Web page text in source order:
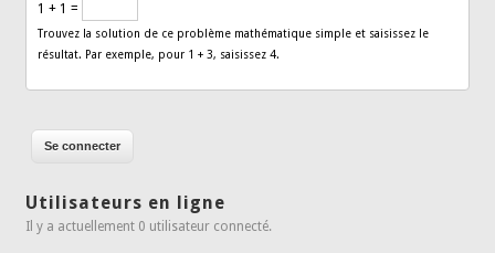
1 + 1 =
Trouvez la solution de ce problème mathématique simple et saisissez le
résultat. Par exemple, pour 1 + 3, saisissez 4.
Utilisateurs en ligne
Il y a actuellement 0 utilisateur connecté.